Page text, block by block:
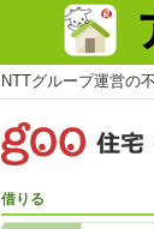
NTTグループ運営の
借りる